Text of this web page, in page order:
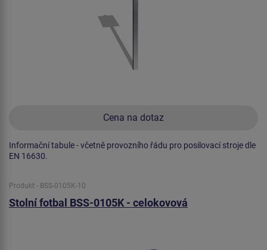
Cena na dotaz
Informační tabule - včetně provozního řádu pro posilovací stroje dle
EN 16630.
Produkt - BSS-0105K-10
Stolní fotbal BSS-0105K - celokovová